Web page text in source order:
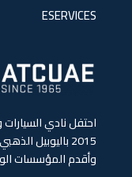
ESERVICES
احتفل نادي السيارات
2015 باليوبيل
وأقدم المؤسسات